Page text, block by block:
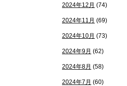
2024年12月 (74)
2024年11月 (69)
2024年10月 (73)
2024年9月 (62)
2024年8月 (58)
2024年7月 (60)